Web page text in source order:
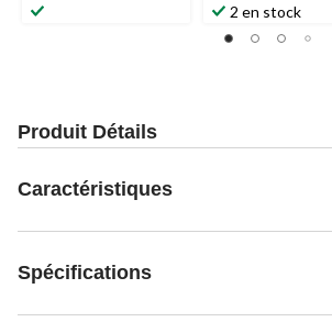
2 en stock
Produit Détails
Caractéristiques
Spécifications